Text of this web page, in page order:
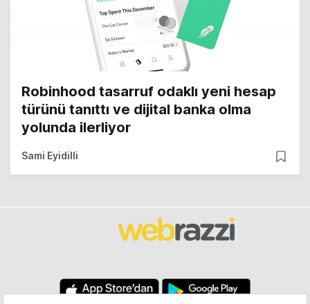
Robinhood tasarruf odaklı yeni hesap
türünü tanıttı ve dijital banka olma
yolunda ilerliyor
Sami Eyidilli